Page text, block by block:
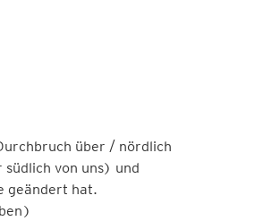
über / nördlich
südlich von uns) und
geändert hat.